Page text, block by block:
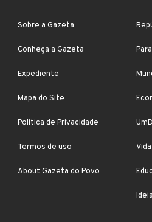
Sobre a Gazeta
Conheça a Gazeta
Expediente
Mapa do Site
Política de Privacidade
Termos de uso
About Gazeta do Povo